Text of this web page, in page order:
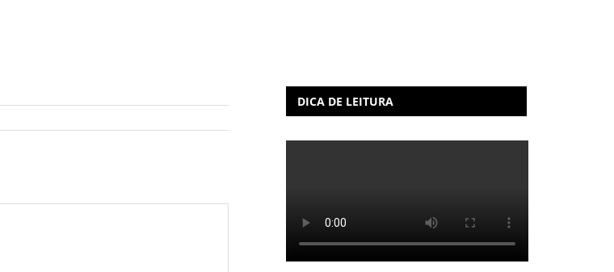
DICA DE LEITURA